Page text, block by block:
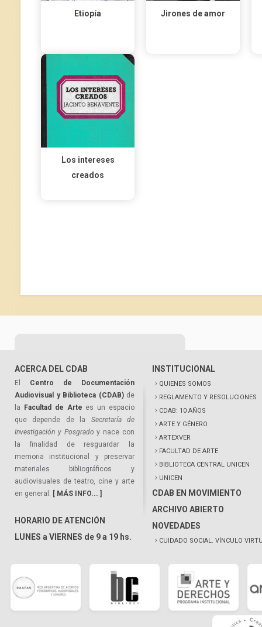
Etiopía Jirones de amor
Los intereses
creados
ACERCA DEL CDAB
El Centro de Documentación
Audiovisual y Biblioteca (CDAB)de
la
Facultad de Arte es un espacio
que depende de la Secretaría de
Investigación y Posgrado y nace con
la finalidad de resguardar la
memoria institucional y preservar
materiales bibliográficos y
audiovisuales de teatro, cine y arte
en general. [ MÁS INFO... ]
HORARIO DE ATENCIÓN
LUNES a VIERNES de 9 a 19 hs.
INSTITUCIONAL
QUIENES SOMOS
REGLAMENTO Y RESOLUCIONES
CDAB: 10 AÑOS
ARTE Y GÉNERO
ARTEXVER
FACULTAD DE ARTE
BIBLIOTECA CENTRAL UNICEN
UNICEN
CDAB EN MOVIMIENTO
ARCHIVO ABIERTO
NOVEDADES
CUIDADO SOCIAL. VÍNCULO